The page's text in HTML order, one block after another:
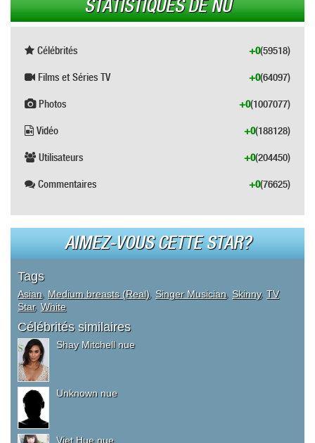
STATISTIQUES DE NU
Célébrités (59518)
+0
Films et Séries TV (64097)
+0
Photos (1007077)
+0
Vidéo (188128)
+0
Utilisateurs (204450)
+0
Commentaires (76625)
+0
AIMEZ-VOUS CETTE STAR?
Tags
Asian Medium breasts (Real) Singer Musician Skinny, TV
Star, White
Célébrités similaires
Shay Mitchell nue
Unknown nue
Viet Hue nue